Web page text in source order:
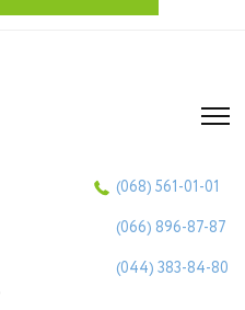
(068) 561-01-01
(066) 896-87-87
(044) 383-84-80